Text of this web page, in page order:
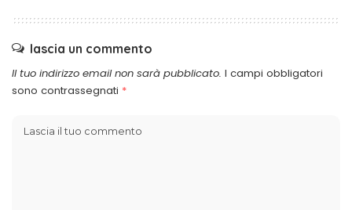
lascia un commento
Il tuo indirizzo email non sarà pubblicato. I campi obbligatori
sono contrassegnati *